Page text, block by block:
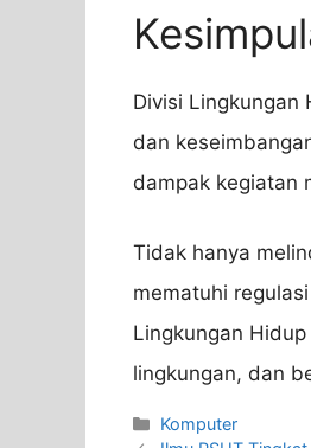
Divisi Lingkungan
dan
dampak kegiatan
Tidak hanya
mematuhi regulasi
Lingkungan
lingkungan, dan
Categories
Komputer